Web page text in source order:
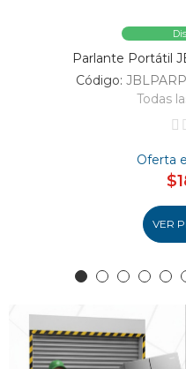
Parlante Portátil
Código:
Todas
Oferta
VER